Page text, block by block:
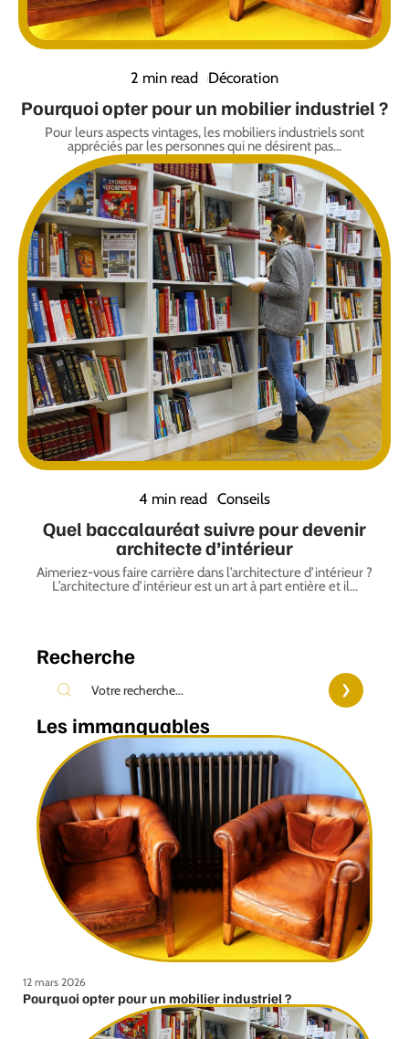
2 min read Décoration
Pourquoi opter pour un mobilier industriel ?
Pour leurs aspects vintages, les mobiliers industriels sont
appréciés par les personnes qui ne désirent pas…
4 min read Conseils
Quel baccalauréat suivre pour devenir
architecte d’intérieur
Aimeriez-vous faire carrière dans l’architecture d’intérieur ?
L’architecture d’intérieur est un art à part entière et il…
Recherche
Les immanquables
12 mars 2026
Pourquoi opter pour un mobilier industriel ?